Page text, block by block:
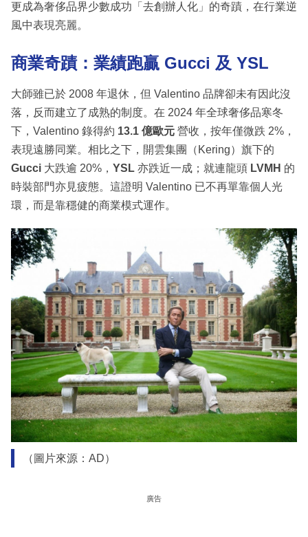
更成為奢侈品界少數成功「去創辦人化」的奇蹟，在行業逆
風中表現亮麗。
商業奇蹟：業績跑贏 Gucci 及 YSL
大師雖已於 2008 年退休，但 Valentino 品牌卻未有因此沒
落，反而建立了成熟的制度。在 2024 年全球奢侈品寒冬
下，Valentino 錄得約 13.1 億歐元 營收，按年僅微跌 2%，
表現遠勝同業。相比之下，開雲集團（Kering）旗下的
Gucci 大跌逾 20%， YSL 亦跌近一成；就連龍頭 LVMH 的
時裝部門亦見疲態。這證明 Valentino 已不再單靠個人光
環，而是靠穩健的商業模式運作。
（圖片來源：AD）
廣告